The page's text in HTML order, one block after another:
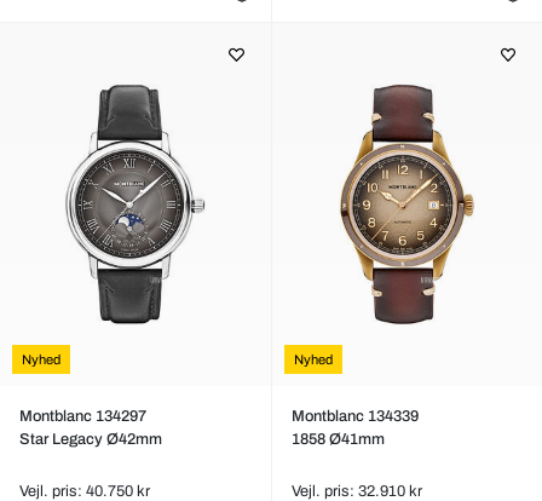
Nyhed
Montblanc 134297
Star Legacy Ø42mm
Vejl. pris: 40.750 kr
Nyhed
Montblanc 134339
1858 Ø41mm
Vejl. pris: 32.910 kr